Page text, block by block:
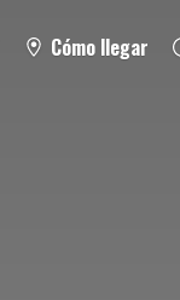
Cómo llegar